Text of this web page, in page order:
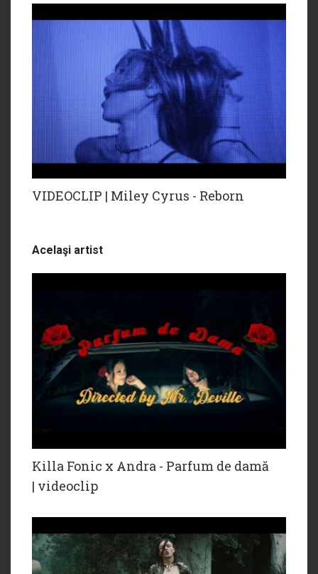
VIDEOCLIP | Miley Cyrus - Reborn
Acelaşi artist
Killa Fonic x ‪Andra‬ - Parfum de damă
| videoclip